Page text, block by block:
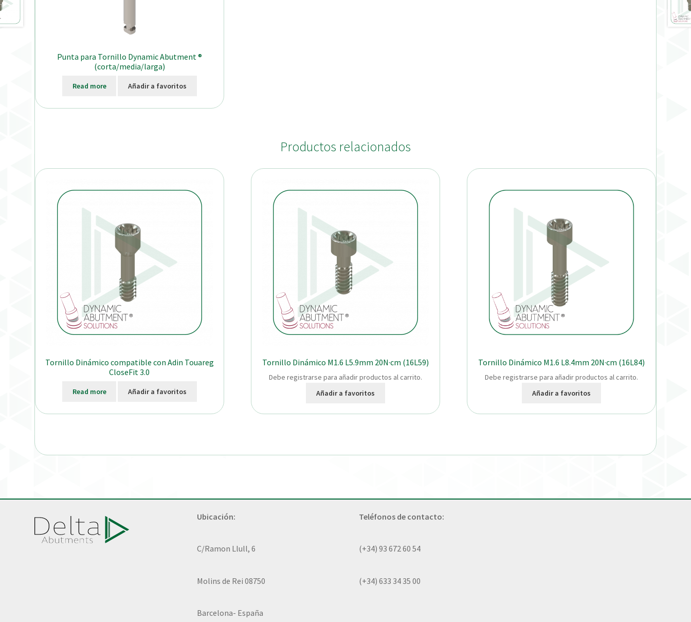
Punta para Tornillo Dynamic Abutment ®
(corta/media/larga)
Read more Añadir a favoritos
Productos relacionados
Tornillo Dinámico compatible con Adin Touareg
CloseFit 3.0
Read more Añadir a favoritos
Tornillo Dinámico M1.6 L5.9mm 20N·cm (16L59)
Debe registrarse para añadir productos al carrito.
Añadir a favoritos
Tornillo Dinámico M1.6 L8.4mm 20N·cm (16L84)
Debe registrarse para añadir productos al carrito.
Añadir a favoritos
Ubicación:
C/Ramon Llull, 6
Molins de Rei 08750
Barcelona- España
Teléfonos de contacto:
(+34) 93 672 60 54
(+34) 633 34 35 00